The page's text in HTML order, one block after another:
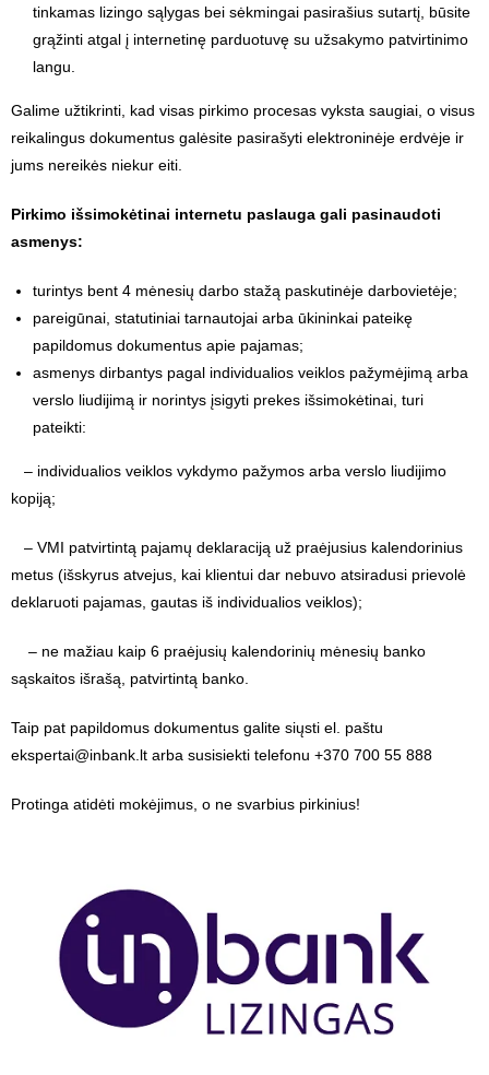
tinkamas lizingo sąlygas bei sėkmingai pasirašius sutartį, būsite
grąžinti atgal į internetinę parduotuvę su užsakymo patvirtinimo
langu.
Galime užtikrinti, kad visas pirkimo procesas vyksta saugiai, o visus
reikalingus dokumentus galėsite pasirašyti elektroninėje erdvėje ir
jums nereikės niekur eiti.
Pirkimo išsimokėtinai internetu paslauga gali pasinaudoti
asmenys:
turintys bent 4 mėnesių darbo stažą paskutinėje darbovietėje;
pareigūnai, statutiniai tarnautojai arba ūkininkai pateikę
papildomus dokumentus apie pajamas;
asmenys dirbantys pagal individualios veiklos pažymėjimą arba
verslo liudijimą ir norintys įsigyti prekes išsimokėtinai, turi
pateikti:
– individualios veiklos vykdymo pažymos arba verslo liudijimo
kopiją;
– VMI patvirtintą pajamų deklaraciją už praėjusius kalendorinius
metus (išskyrus atvejus, kai klientui dar nebuvo atsiradusi prievolė
deklaruoti pajamas, gautas iš individualios veiklos);
– ne mažiau kaip 6 praėjusių kalendorinių mėnesių banko
sąskaitos išrašą, patvirtintą banko.
Taip pat papildomus dokumentus galite siųsti el. paštu
ekspertai@inbank.lt arba susisiekti telefonu +370 700 55 888
Protinga atidėti mokėjimus, o ne svarbius pirkinius!